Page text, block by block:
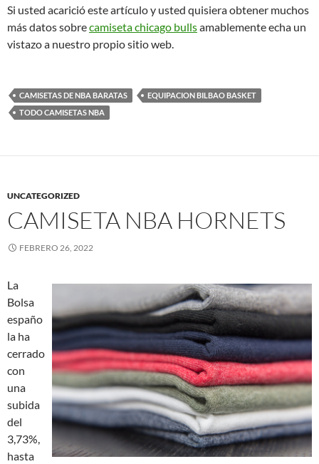
Si usted acarició este artículo y usted quisiera obtener muchos
más datos sobrecamiseta chicago bullsamablemente echa un
vistazo a nuestro propio sitio web.
CAMISETAS DE NBA BARATAS
EQUIPACION BILBAO BASKET
TODO CAMISETAS NBA
UNCATEGORIZED
CAMISETA NBA HORNETS
FEBRERO 26, 2022
La
Bolsa
españo
la ha
cerrado
con
una
subida
del
3,73%,
hasta